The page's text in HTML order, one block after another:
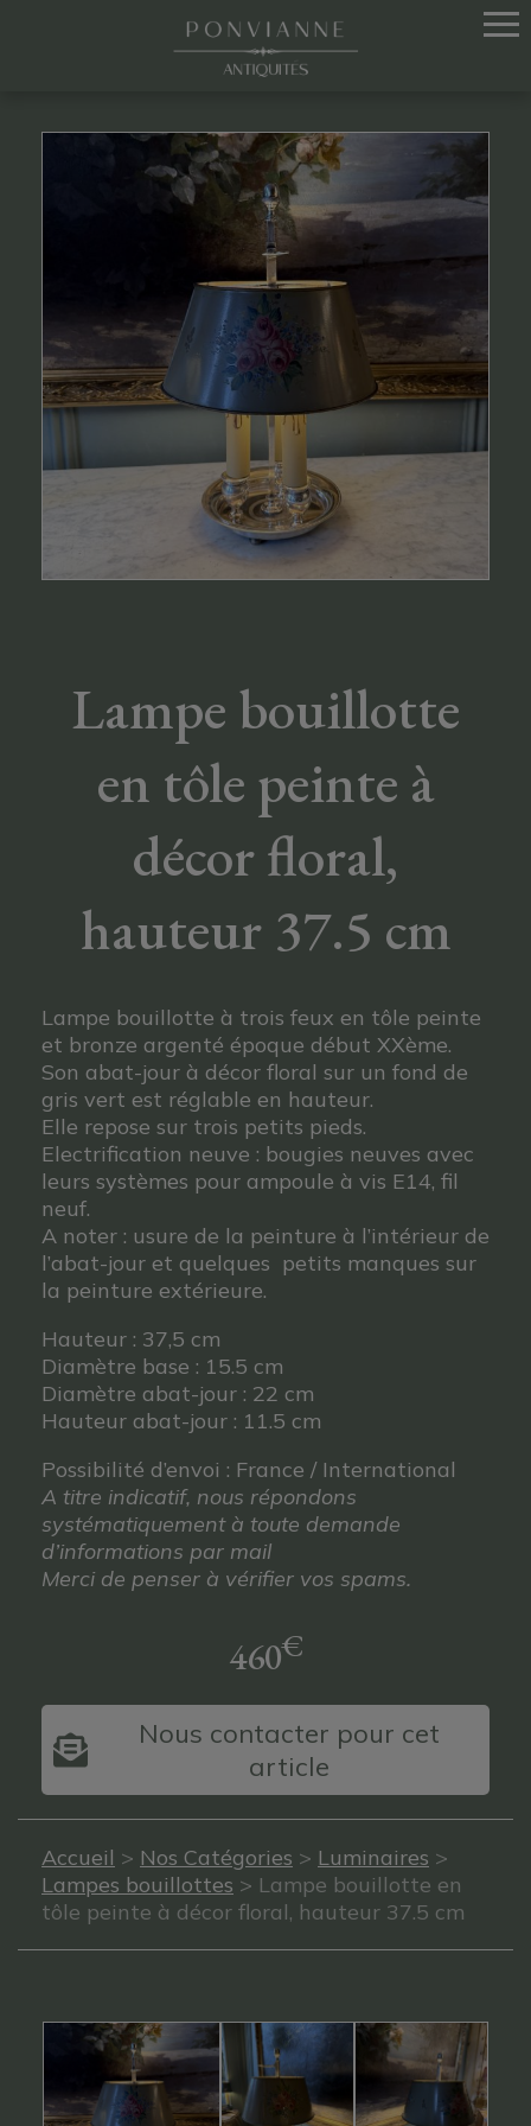
Lampe bouillotte
en tôle peinte à
décor floral,
hauteur 37.5 cm
Lampe bouillotte à trois feux en tôle peinte
et bronze argenté époque début XXème.
Son abat-jour à décor floral sur un fond de
gris vert est réglable en hauteur.
Elle repose sur trois petits pieds.
Electrification neuve : bougies neuves avec
leurs systèmes pour ampoule à vis E14, fil
neuf.
A noter : usure de la peinture à l’intérieur de
l’abat-jour et quelques petits manques sur
la peinture extérieure.
Hauteur : 37,5 cm
Diamètre base : 15.5 cm
Diamètre abat-jour : 22 cm
Hauteur abat-jour : 11.5 cm
Possibilité d’envoi : France / International
A titre indicatif, nous répondons
systématiquement à toute demande
d’informations par mail
Merci de penser à vérifier vos spams.
460€
Nous contacter pour cet
article
Accueil > Nos Catégories > Luminaires >
Lampes bouillottes > Lampe bouillotte en
tôle peinte à décor floral, hauteur 37.5 cm